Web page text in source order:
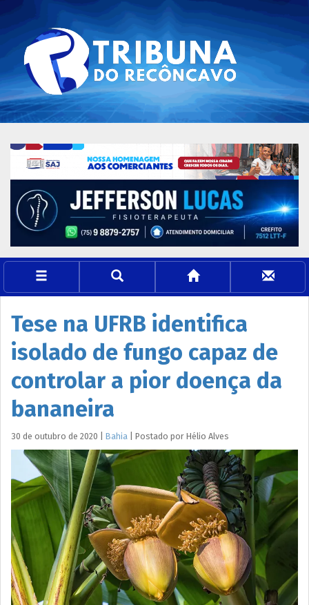
Tese na UFRB identifica
isolado de fungo capaz de
controlar a pior doença da
bananeira
30 de outubro de 2020 Bahia Postado por Hélio Alves